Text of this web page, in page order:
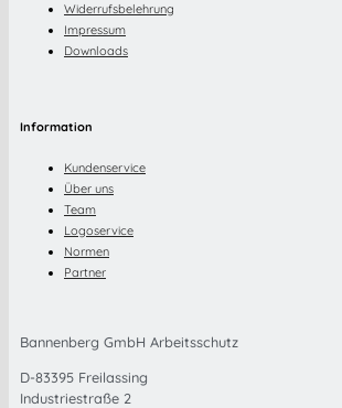
Widerrufsbelehrung
Impressum
Downloads
Information
Kundenservice
Über uns
Team
Logoservice
Normen
Partner
Bannenberg GmbH Arbeitsschutz
D-83395 Freilassing
Industriestraße 2